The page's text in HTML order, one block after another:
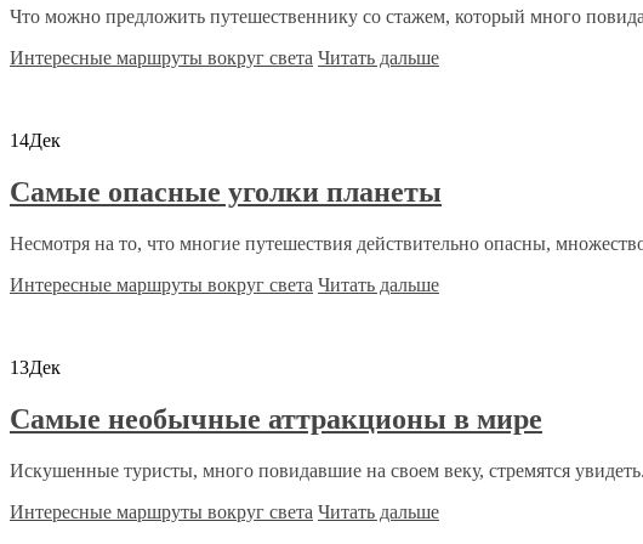
Что можно предложить путешественнику со стажем, который много
Интересные маршруты вокруг света Читать дальше
14Дек
Самые опасные уголки планеты
Несмотря на то, что многие путешествия действительно опасны,
Интересные маршруты вокруг света Читать дальше
13Дек
Самые необычные аттракционы в мире
Искушенные туристы, много повидавшие на своем веку, стремятся
Интересные маршруты вокруг света Читать дальше